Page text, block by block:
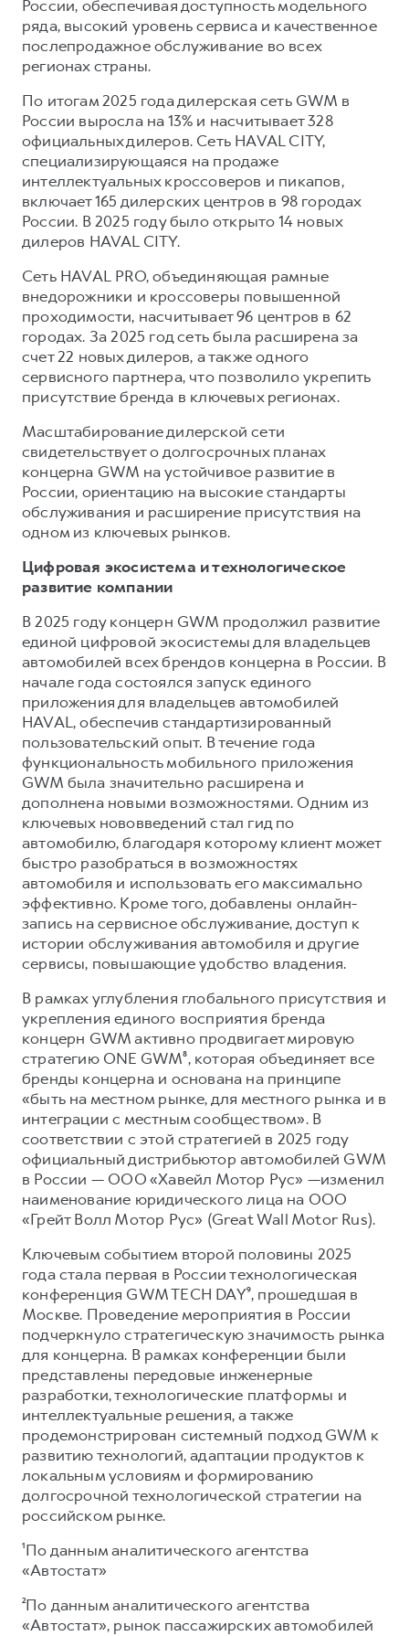
России, обеспечивая доступность модельного
ряда, высокий уровень сервиса и качественное
послепродажное обслуживание во всех
регионах страны.
По итогам 2025 года дилерская сеть GWM в
России выросла на 13% и насчитывает 328
официальных дилеров. Сеть HAVAL CITY,
специализирующаяся на продаже
интеллектуальных кроссоверов и пикапов,
включает 165 дилерских центров в 98 городах
России. В 2025 году было открыто 14 новых
дилеров HAVAL CITY.
Сеть HAVAL PRO, объединяющая рамные
внедорожники и кроссоверы повышенной
проходимости, насчитывает 96 центров в 62
городах. За 2025 год сеть была расширена за
счет 22 новых дилеров, а также одного
сервисного партнера, что позволило укрепить
присутствие бренда в ключевых регионах.
Масштабирование дилерской сети
свидетельствует о долгосрочных планах
концерна GWM на устойчивое развитие в
России, ориентацию на высокие стандарты
обслуживания и расширение присутствия на
одном из ключевых рынков.
Цифровая экосистема и технологическое
развитие компании
В 2025 году концерн GWM продолжил развитие
единой цифровой экосистемы для владельцев
автомобилей всех брендов концерна в России. В
начале года состоялся запуск единого
приложения для владельцев автомобилей
HAVAL, обеспечив стандартизированный
пользовательский опыт. В течение года
функциональность мобильного приложения
GWM была значительно расширена и
дополнена новыми возможностями. Одним из
ключевых нововведений стал гид по
автомобилю, благодаря которому клиент может
быстро разобраться в возможностях
автомобиля и использовать его максимально
эффективно. Кроме того, добавлены онлайн-
запись на сервисное обслуживание, доступ к
истории обслуживания автомобиля и другие
сервисы, повышающие удобство владения.
В рамках углубления глобального присутствия и
укрепления единого восприятия бренда
концерн GWM активно продвигает мировую
стратегию ONE GWM⁸, которая объединяет все
бренды концерна и основана на принципе
«быть на местном рынке, для местного рынка и в
интеграции с местным сообществом». В
соответствии с этой стратегией в 2025 году
официальный дистрибьютор автомобилей GWM
в России — ООО «Хавейл Мотор Рус» —изменил
наименование юридического лица на ООО
«Грейт Волл Мотор Рус» (Great Wall Motor Rus).
Ключевым событием второй половины 2025
года стала первая в России технологическая
конференция GWM TECH DAY⁹, прошедшая в
Москве. Проведение мероприятия в России
подчеркнуло стратегическую значимость рынка
для концерна. В рамках конференции были
представлены передовые инженерные
разработки, технологические платформы и
интеллектуальные решения, а также
продемонстрирован системный подход GWM к
развитию технологий, адаптации продуктов к
локальным условиям и формированию
долгосрочной технологической стратегии на
российском рынке.
¹По данным аналитического агентства
«Автостат»
²По данным аналитического агентства
«Автостат», рынок пассажирских автомобилей